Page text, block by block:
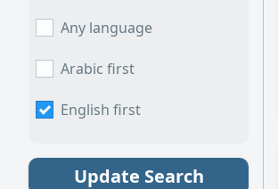
Any language
Arabic first
English first
Update Search